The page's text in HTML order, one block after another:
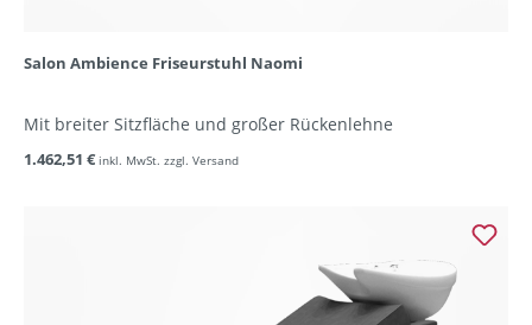
Salon Ambience Friseurstuhl Naomi
Mit breiter Sitzfläche und großer Rückenlehne
1.462,51 € inkl. MwSt. zzgl. Versand